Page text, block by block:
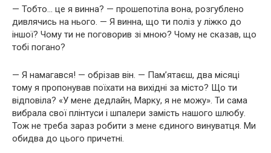
— Тобто… це я винна? — прошепотіла вона, розгублено
дивлячись на нього. — Я винна, що ти поліз у ліжко до
іншої? Чому ти не поговорив зі мною? Чому не сказав, що
тобі погано?
— Я намагався! — обрізав він. — Пам’ятаєш, два місяці
тому я пропонував поїхати на вихідні за місто? Що ти
відповіла? «У мене дедлайн, Марку, я не можу». Ти сама
вибрала свої плінтуси і шпалери замість нашого шлюбу.
Тож не треба зараз робити з мене єдиного винуватця. Ми
обидва до цього причетні.